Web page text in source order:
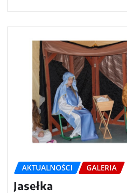
AKTUALNOŚCI GALERIA
Jasełka